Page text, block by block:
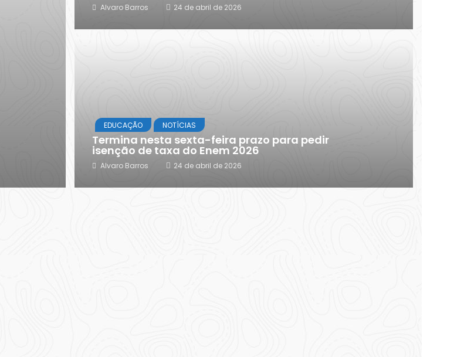
Alvaro Barros 24 de abril de 2026
EDUCAÇÃO NOTÍCIAS
Termina nesta sexta-feira prazo para pedir
isenção de taxa do Enem 2026
Alvaro Barros 24 de abril de 2026